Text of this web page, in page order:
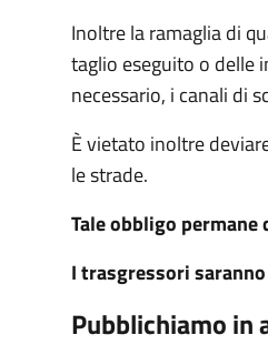
Inoltre la ramaglia di
taglio eseguito o delle
necessario, i canali di
È vietato inoltre
le strade.
Tale obbligo
I trasgressori
Pubblichiamo in